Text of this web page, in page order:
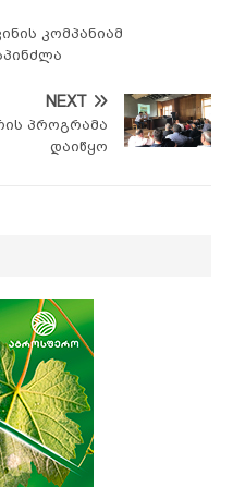
კომპანიამ
NEXT
პროგრამა
დაიწყო